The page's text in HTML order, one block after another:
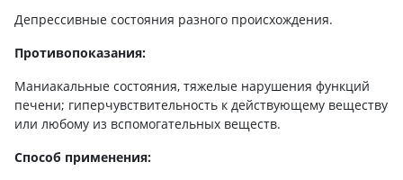
Депрессивные состояния разного происхождения.
Противопоказания:
Маниакальные состояния, тяжелые нарушения функций
печени; гиперчувствительность к действующему веществу
или любому из вспомогательных веществ.
Способ применения: